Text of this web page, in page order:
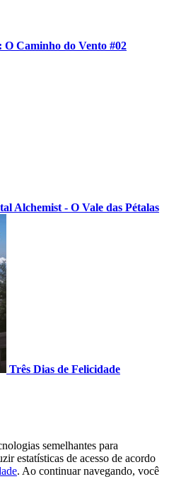
O Caminho do Vento #02
Alchemist - O Vale das Pétalas
Três Dias de Felicidade
semelhantes para
estatísticas de acesso de acordo
. Ao continuar navegando, você